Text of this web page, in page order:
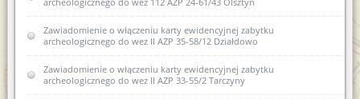
Zawiadomienie o zamiarze włączenia karty ewidencyjnej
zabytku archeologicznego lądowego do wojewódzkiej
ewidencji zabytków 13 AZP 26-68/9 Machary
Zawiadomienie o zamiarze włączenia karty ewidencyjnej
zabytku archeologicznego lądowego do wojewódzkiej
ewidencji zabytków 14 AZP 26-68/10 Machary
Zawiadomienie o włączeniu karty ewidencyjnej zabytku
archeologicznego do wez II AZP 35-58/12 Działdowo
Zawiadomienie o włączeniu karty ewidencyjnej zabytku
archeologicznego do wez II AZP 33-55/2 Tarczyny